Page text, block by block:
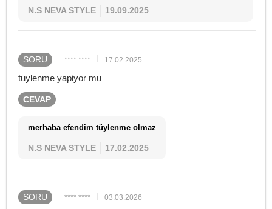
N.S NEVA STYLE 19.09.2025
SORU **** **** 17.02.2025
tuylenme yapiyor mu
CEVAP
merhaba efendim tüylenme olmaz
N.S NEVA STYLE 17.02.2025
SORU **** **** 03.03.2026